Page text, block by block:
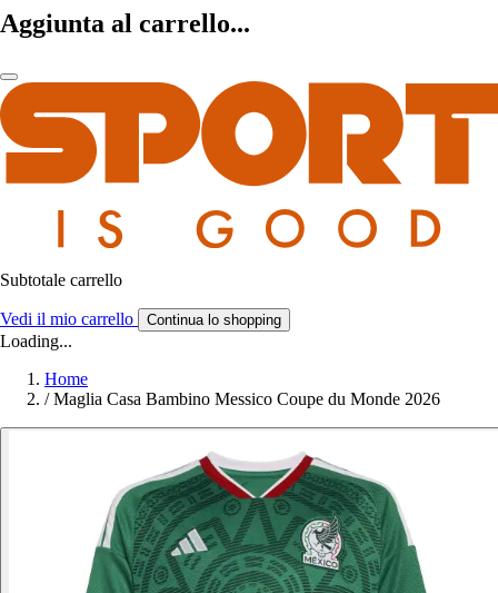
Aggiunta al carrello...
Subtotale carrello
Vedi il mio carrello Continua lo shopping
Loading...
Home
/ Maglia Casa Bambino Messico Coupe du Monde 2026